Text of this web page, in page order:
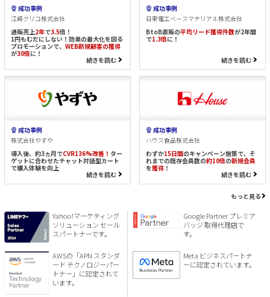
成功事例
江崎グリコ株式会社
通販売上2年で3.5倍！
1円もむだにしない！効果の最大化を図る
プロモーションで、WEB新規顧客の獲得
が30倍に！
続きを読む
成功事例
日東電工ベースマテリアル株式会社
BtoB直販の平均リード獲得件数が2年間
で1.3倍に！
続きを読む
成功事例
株式会社やずや
導入後、約3ヵ月でCVR136%改善！ ター
ゲットに合わせたチャット対話型カート
で購入体験を向上
続きを読む
成功事例
ハウス食品株式会社
わずか15日間のキャンペーン施策で、そ
れまでの既存会員数の約10倍の新規会員
を獲得！
続きを読む
もっと見る
Yahoo!マーケティング
ソリューション セール
スパートナーです。
Google Partner プレミア
バッジ 取得代理店で
す。
AWSの「APN スタンダ
ード テクノロジーパー
トナー」に認定されて
います。
Meta ビジネスパートナ
ーに認定されています。